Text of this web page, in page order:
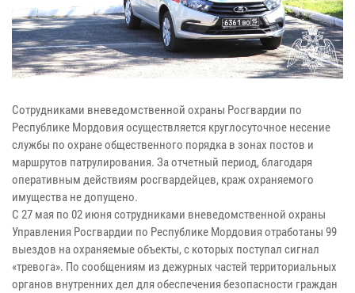
Сотрудниками вневедомственной охраны Росгвардии по
Республике Мордовия осуществляется круглосуточное несение
службы по охране общественного порядка в зонах постов и
маршрутов патрулирования. За отчетный период, благодаря
оперативным действиям росгвардейцев, краж охраняемого
имущества не допущено.
С 27 мая по 02 июня сотрудниками вневедомственной охраны
Управления Росгвардии по Республике Мордовия отработаны 99
выездов на охраняемые объекты, с которых поступал сигнал
«тревога». По сообщениям из дежурных частей территориальных
органов внутренних дел для обеспечения безопасности граждан